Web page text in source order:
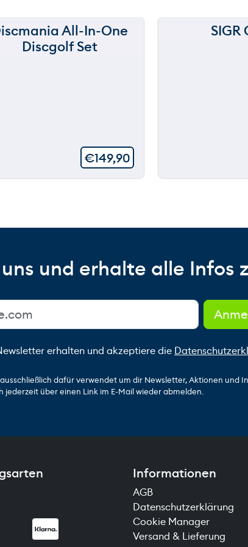
All-In-One
Discgolf Set
€149,90
SIGR
und erhalte alle Infos
erhalten und akzeptiere die
dafür verwendet um dir Newsletter, Aktionen und
jederzeit über einen Link im E-Mail wieder abmelden.
Informationen
AGB
Datenschutzerklärung
Cookie Manager
Versand & Lieferung